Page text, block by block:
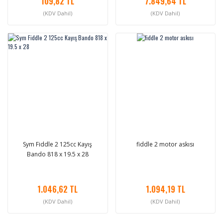
(KDV Dahil) (KDV Dahil)
Sym Fiddle 2 125cc Kayış
Bando 818 x 19.5 x 28
1.046,62 TL
(KDV Dahil)
fiddle 2 motor askısı
1.094,19 TL
(KDV Dahil)